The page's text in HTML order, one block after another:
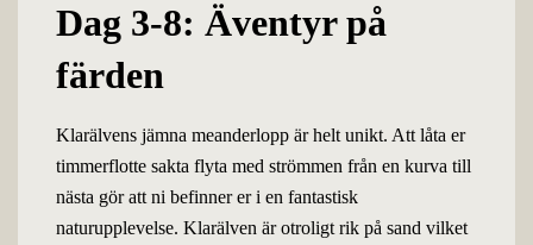
Dag 3-8: Äventyr på
färden
Klarälvens jämna meanderlopp är helt unikt. Att låta er
timmerflotte sakta flyta med strömmen från en kurva till
nästa gör att ni befinner er i en fantastisk
naturupplevelse. Klarälven är otroligt rik på sand vilket